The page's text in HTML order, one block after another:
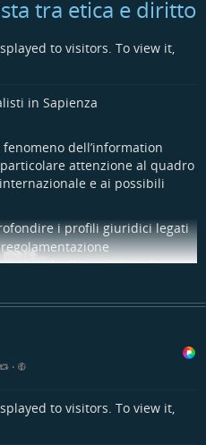
con lo Stato di Polizia.
impossibile.
Spiegata in due righe.
#ReportRai3
tra etica e diritto
to visitors. To view it,
in Sapienza
dell’information
attenzione al quadro
e ai possibili
i profili giuridici legati
degli attori digitali.
normativi e casi concreti,
i giornalisti a orientarsi
e sfidante. L’argomento
per l’impatto che ha
e sul ruolo democratico della
della Costituzione italiana, che
e di stampa, in cui ognuno
•
to visitors. To view it,